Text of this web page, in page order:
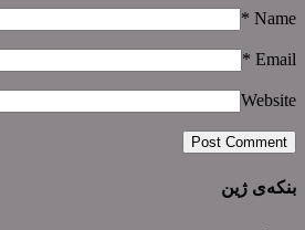
Name
*
Email
*
Website
بنکەی ژین